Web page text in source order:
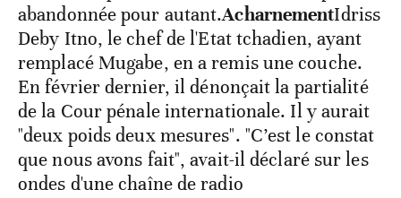
abandonnée pour autant.AcharnementIdriss
Deby Itno, le chef de l'Etat tchadien, ayant
remplacé Mugabe, en a remis une couche.
En février dernier, il dénonçait la partialité
de la Cour pénale internationale. Il y aurait
"deux poids deux mesures". "C’est le constat
que nous avons fait", avait-il déclaré sur les
ondes d'une chaîne de radio